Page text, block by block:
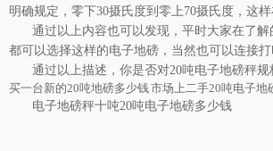
明确规定，零下30摄氏度到零上70摄氏度，这
通过以上内容也可以发现，平时大家在了
都可以选择这样的电子地磅，当然也可以连接
通过以上描述，你是否对20吨电子地磅秤
买一台新的20吨地磅多少钱 市场上二手20吨电子地
电子地磅秤十吨20吨电子地磅多少钱